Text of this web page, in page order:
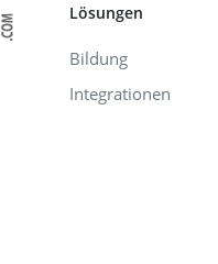
Lösungen
Bildung
Integrationen